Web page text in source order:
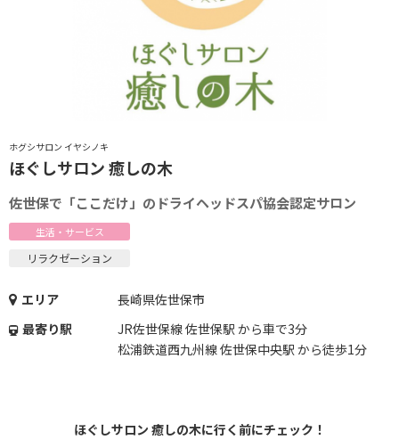
ホグシサロン イヤシノキ
ほぐしサロン 癒しの木
佐世保で「ここだけ」のドライヘッドスパ協会認定サロン
生活・サービス
リラクゼーション
エリア
長崎県佐世保市
最寄り駅
JR佐世保線 佐世保駅 から車で3分
松浦鉄道西九州線 佐世保中央駅 から徒歩1分
ほぐしサロン 癒しの木に行く前にチェック！